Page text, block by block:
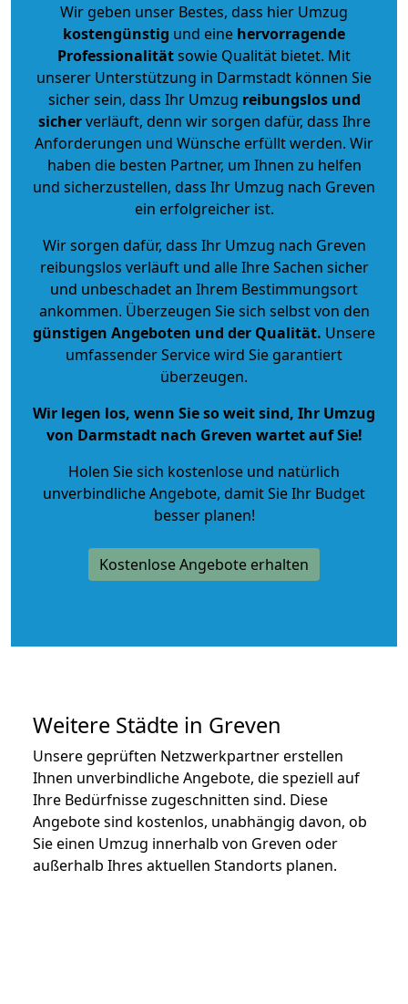
Wir geben unser Bestes, dass hier Umzug
kostengünstig und eine hervorragende
Professionalitätsowie Qualität bietet. Mit
unserer Unterstützung in Darmstadt können Sie
sicher sein, dass Ihr Umzug reibungslos und
sicherverläuft, denn wir sorgen dafür, dass Ihre
Anforderungen und Wünsche erfüllt werden. Wir
haben die besten Partner, um Ihnen zu helfen
und sicherzustellen, dass Ihr Umzug nach Greven
ein erfolgreicher ist.
Wir sorgen dafür, dass Ihr Umzug nach Greven
reibungslos verläuft und alle Ihre Sachen sicher
und unbeschadet an Ihrem Bestimmungsort
ankommen. Überzeugen Sie sich selbst von den
günstigen Angeboten und der Qualität. Unsere
umfassender Service wird Sie garantiert
überzeugen.
Wir legen los, wenn Sie so weit sind, Ihr Umzug
von Darmstadt nach Greven wartet auf Sie!
Holen Sie sich kostenlose und natürlich
unverbindliche Angebote, damit Sie Ihr Budget
besser planen!
Kostenlose Angebote erhalten
Weitere Städte in Greven
Unsere geprüften Netzwerkpartner erstellen
Ihnen unverbindliche Angebote, die speziell auf
Ihre Bedürfnisse zugeschnitten sind. Diese
Angebote sind kostenlos, unabhängig davon, ob
Sie einen Umzug innerhalb von Greven oder
außerhalb Ihres aktuellen Standorts planen.